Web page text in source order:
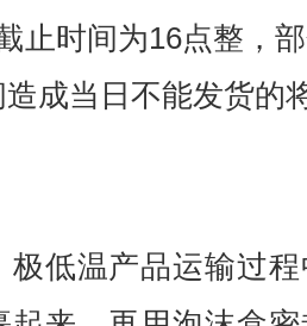
止时间为16点整，
成当日不能发货的
极低温产品运输过